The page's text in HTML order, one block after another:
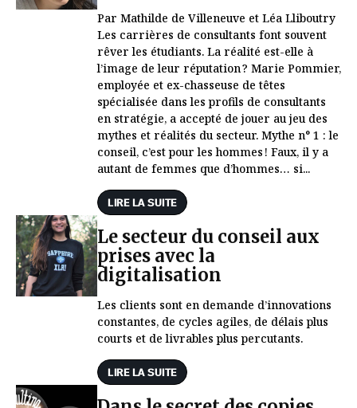
Par Mathilde de Villeneuve et Léa Lliboutry
Les carrières de consultants font souvent
rêver les étudiants. La réalité est-elle à
l’image de leur réputation ? Marie Pommier,
employée et ex-chasseuse de têtes
spécialisée dans les profils de consultants
en stratégie, a accepté de jouer au jeu des
mythes et réalités du secteur. Mythe n° 1 : le
conseil, c’est pour les hommes ! Faux, il y a
autant de femmes que d’hommes… si...
LIRE LA SUITE
Le secteur du conseil aux
prises avec la
digitalisation
Les clients sont en demande d’innovations
constantes, de cycles agiles, de délais plus
courts et de livrables plus percutants.
LIRE LA SUITE